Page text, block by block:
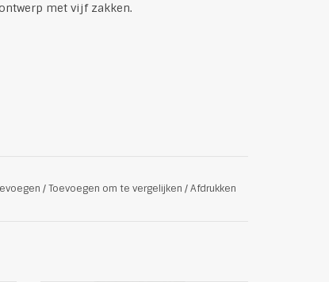
met vijf zakken.
/Toevoegen om te vergelijken /Afdrukken